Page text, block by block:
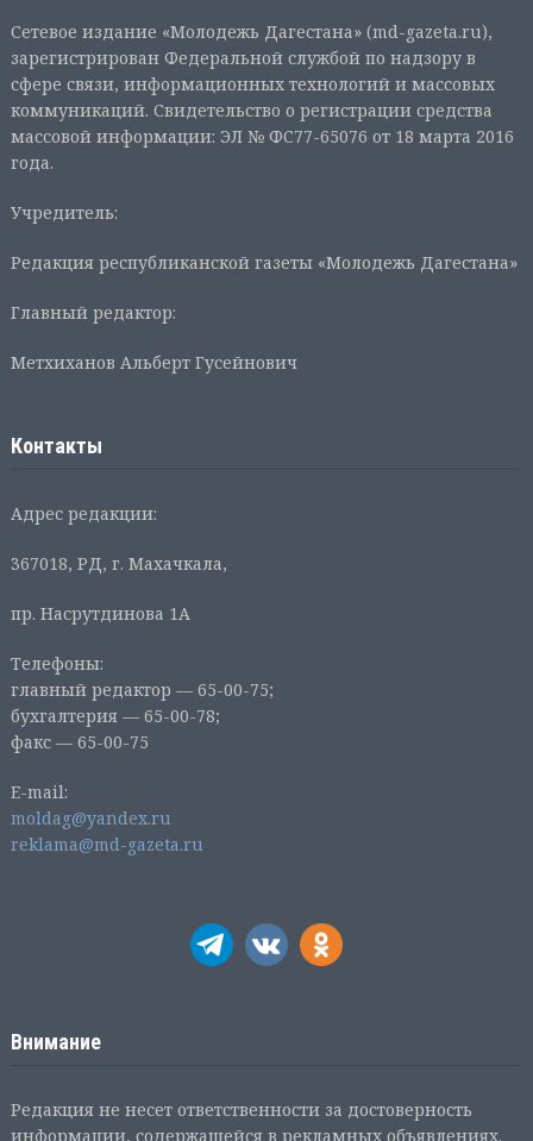
Сетевое издание «Молодежь Дагестана» (md-gazeta.ru),
зарегистрирован Федеральной службой по надзору в
сфере связи, информационных технологий и массовых
коммуникаций. Свидетельство о регистрации средства
массовой информации: ЭЛ № ФС77-65076 от 18 марта 2016
года.
Учредитель:
Редакция республиканской газеты «Молодежь Дагестана»
Главный редактор:
Метхиханов Альберт Гусейнович
Контакты
Адрес редакции:
367018, РД, г. Махачкала,
пр. Насрутдинова 1А
Телефоны:
главный редактор — 65-00-75;
бухгалтерия — 65-00-78;
факс — 65-00-75
E-mail:
moldag@yandex.ru
reklama@md-gazeta.ru
Внимание
Редакция не несет ответственности за достоверность
информации, содержащейся в рекламных объявлениях.